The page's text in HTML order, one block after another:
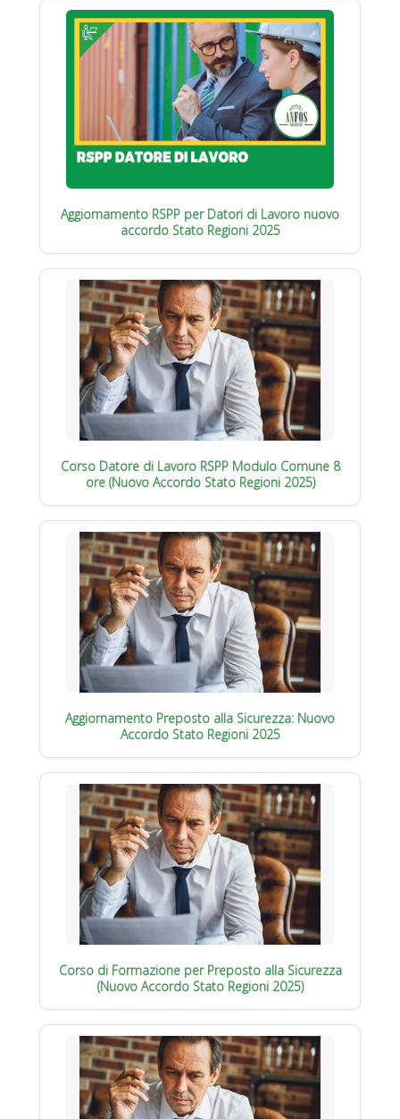
Aggiornamento RSPP per Datori di Lavoro nuovo
accordo Stato Regioni 2025
Corso Datore di Lavoro RSPP Modulo Comune 8
ore (Nuovo Accordo Stato Regioni 2025)
Aggiornamento Preposto alla Sicurezza: Nuovo
Accordo Stato Regioni 2025
Corso di Formazione per Preposto alla Sicurezza
(Nuovo Accordo Stato Regioni 2025)